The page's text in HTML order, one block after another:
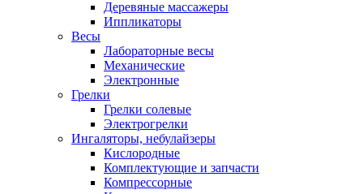
Деревяные массажеры
Иппликаторы
Весы
Лабораторные весы
Механические
Электронные
Грелки
Грелки солевые
Электрогрелки
Ингаляторы, небулайзеры
Кислородные
Комплектующие и запчасти
Компрессорные